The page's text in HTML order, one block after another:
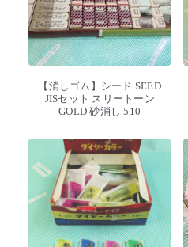
【消しゴム】シード SEED
JISセット スリートーン
GOLD 砂消し 510